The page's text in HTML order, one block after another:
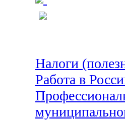
Налоги
Работа в